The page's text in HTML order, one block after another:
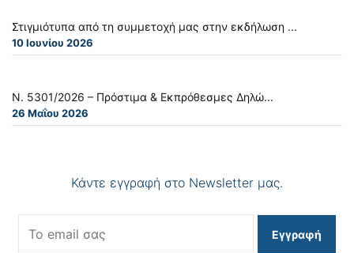
Στιγμιότυπα από τη συμμετοχή μας στην εκδήλωση ...
10 Ιουνίου 2026
Ν. 5301/2026 – Πρόστιμα & Εκπρόθεσμες Δηλώ...
26 Μαΐου 2026
Κάντε εγγραφή στο Newsletter μας.
Εγγραφή